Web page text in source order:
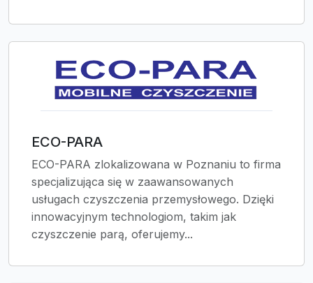
ECO-PARA
ECO-PARA zlokalizowana w Poznaniu to firma
specjalizująca się w zaawansowanych
usługach czyszczenia przemysłowego. Dzięki
innowacyjnym technologiom, takim jak
czyszczenie parą, oferujemy...